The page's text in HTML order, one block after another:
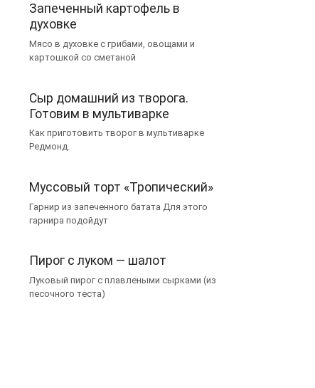
Запеченный картофель в
духовке
Мясо в духовке с грибами, овощами и
картошкой со сметаной
Сыр домашний из творога.
Готовим в мультиварке
Как приготовить творог в мультиварке
Редмонд.
Муссовый торт «Тропический»
Гарнир из запеченного батата Для этого
гарнира подойдут
Пирог с луком — шалот
Луковый пирог с плавлеными сырками (из
песочного теста)